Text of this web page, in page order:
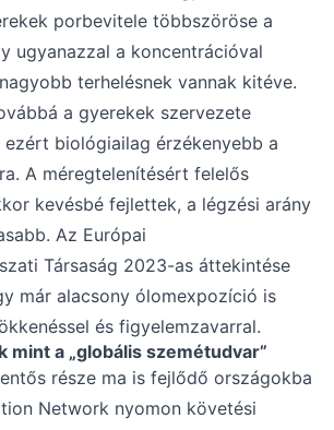
porbevitele többszöröse a
ugyanazzal a koncentrációval
terhelésnek vannak kitéve.
a gyerekek szervezete
biológiailag érzékenyebb a
A méregtelenítésért felelős
kevésbé fejlettek, a légzési arány
Az Európai
Társaság 2023-as áttekintése
már alacsony ólomexpozíció is
és figyelemzavarral.
mint a „globális szemétudvar”
része ma is fejlődő országokba
Network nyomon követési